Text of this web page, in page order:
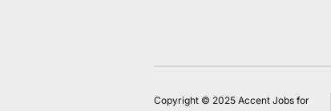
Copyright © 2025 Accent Jobs for